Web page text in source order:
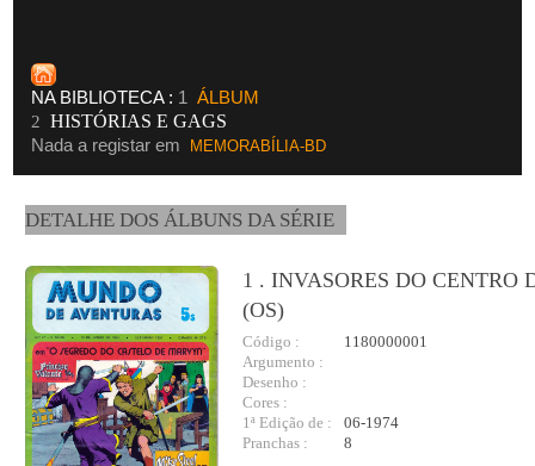
NA BIBLIOTECA : 1 ÁLBUM
2 HISTÓRIAS E GAGS
Nada a registar em
MEMORABÍLIA-BD
DETALHE DOS ÁLBUNS DA SÉRIE
1 . INVASORES DO CENTRO
(OS)
Código :
1180000001
Argumento :
Desenho :
Cores :
1ª Edição de :
06-1974
Pranchas :
8